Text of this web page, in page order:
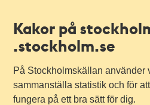
Kakor på
.stockholm.se
På Stockholmskällan använder
sammanställa statistik och för
fungera på ett bra sätt för dig.